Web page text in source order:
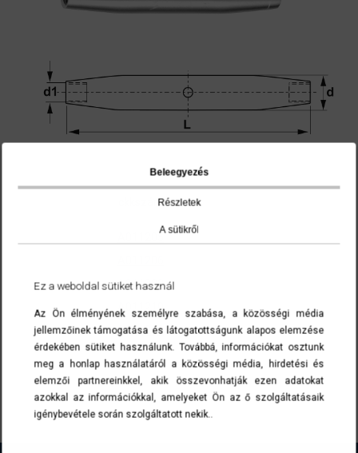
ckkszám
A011205
A011208
A011210
A011212
A cikkszámokra kattintva a termék(ek) az ajánlatkérés menüben
Vissza
Beleegyezés
Részletek
A sütikről
Ez a weboldal sütiket használ
Az Ön élményének személyre szabása, a közösségi média
jellemzőinek támogatása és látogatottságunk alapos elemzése
érdekében sütiket használunk. Továbbá, információkat osztunk
meg a honlap használatáról a közösségi média, hirdetési és
elemzői partnereinkkel, akik összevonhatják ezen adatokat
azokkal az információkkal, amelyeket Ön az ő szolgáltatásaik
igénybevétele során szolgáltatott nekik..